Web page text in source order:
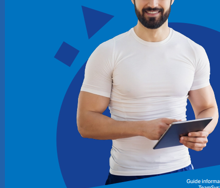
Financial Solutions
TeamSystem Corporate
TeamSystem Store